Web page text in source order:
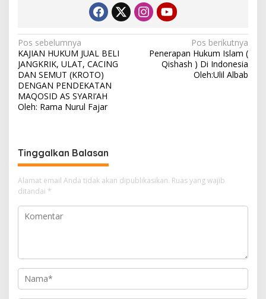
N
a
v
i
g
s
i
p
o
s
Pos sebelumnya
KAJIAN HUKUM JUAL BELI
JANGKRIK, ULAT, CACING
DAN SEMUT (KROTO)
DENGAN PENDEKATAN
MAQOSID AS SYARI’AH
Oleh: Rama Nurul Fajar
Pos berikutnya
Penerapan Hukum Islam (
Qishash ) Di Indonesia
Oleh:Ulil Albab
Tinggalkan Balasan
Alamat email Anda tidak akan dipublikasikan. Ruas yang wajib
ditandai *